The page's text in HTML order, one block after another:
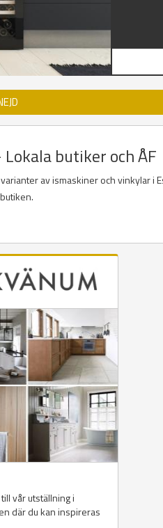
butiker och ÅF
av ismaskiner och vinkylar i
vår utställning i
där du kan inspireras